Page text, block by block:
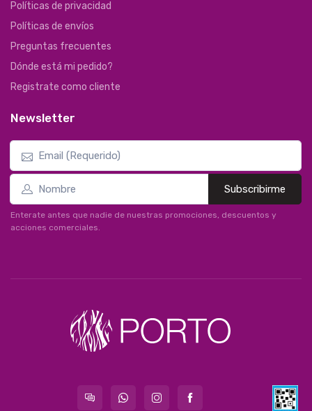
Políticas de privacidad
Políticas de envíos
Preguntas frecuentes
Dónde está mi pedido?
Registrate como cliente
Newsletter
Subscribirme
Enterate antes que nadie de nuestras promociones, descuentos y
acciones comerciales.